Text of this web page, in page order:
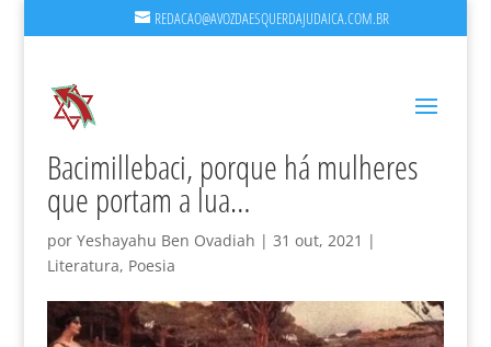
REDACAO@AVOZDAESQUERDAJUDAICA.COM.BR
Bacimillebaci, porque há mulheres
que portam a lua…
por Yeshayahu Ben Ovadiah | 31 out, 2021 |
Literatura, Poesia